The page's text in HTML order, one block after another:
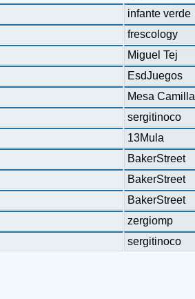
infante verde
frescology
Miguel Tej
EsdJuegos
Mesa Camilla
sergitinoco
13Mula
BakerStreet
BakerStreet
BakerStreet
zergiomp
sergitinoco